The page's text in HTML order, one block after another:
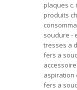
plaques
produits
soudure -
tresses a
fers a
aspiration
fers a